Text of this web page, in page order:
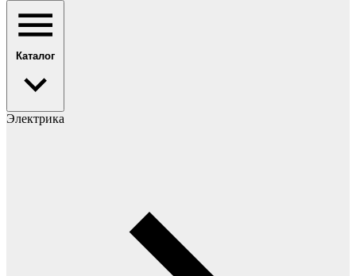
Каталог
Электрика